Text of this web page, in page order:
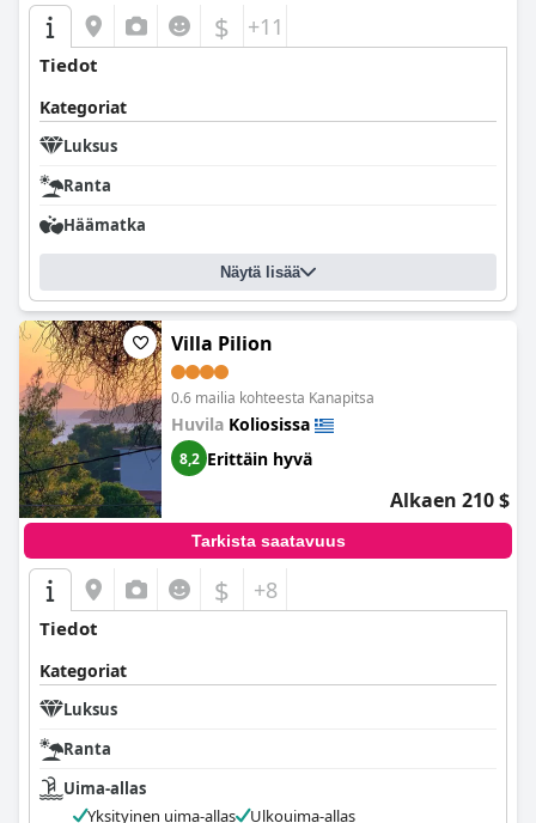
$ +11
Tiedot
Kategoriat
Luksus
Ranta
Häämatka
Näytä lisää
Villa Pilion
0.6 mailia kohteesta Kanapitsa
Huvila Koliosissa
8,2 Erittäin hyvä
Alkaen 210 $
Tarkista saatavuus
$ +8
Tiedot
Kategoriat
Luksus
Ranta
Uima-allas
Yksityinen uima-allas
Ulkouima-allas